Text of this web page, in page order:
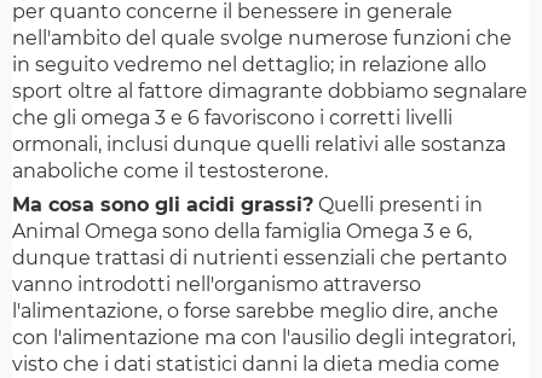
per quanto concerne il benessere in generale
nell'ambito del quale svolge numerose funzioni che
in seguito vedremo nel dettaglio; in relazione allo
sport oltre al fattore dimagrante dobbiamo segnalare
che gli omega 3 e 6 favoriscono i corretti livelli
ormonali, inclusi dunque quelli relativi alle sostanza
anaboliche come il testosterone.
Ma cosa sono gli acidi grassi? Quelli presenti in
Animal Omega sono della famiglia Omega 3 e 6,
dunque trattasi di nutrienti essenziali che pertanto
vanno introdotti nell'organismo attraverso
l'alimentazione, o forse sarebbe meglio dire, anche
con l'alimentazione ma con l'ausilio degli integratori,
visto che i dati statistici danni la dieta media come